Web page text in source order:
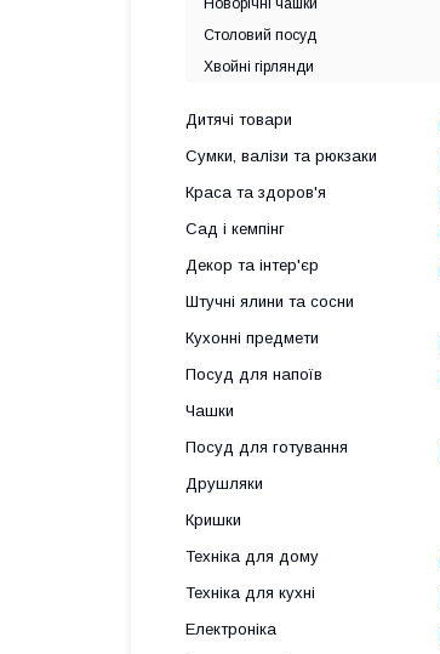
Новорічні чашки
Столовий посуд
Хвойні гірлянди
Дитячі товари
Сумки, валізи та рюкзаки
Краса та здоров'я
Сад і кемпінг
Декор та інтер'єр
Штучні ялини та сосни
Кухонні предмети
Посуд для напоїв
Чашки
Посуд для готування
Друшляки
Кришки
Техніка для дому
Техніка для кухні
Електроніка